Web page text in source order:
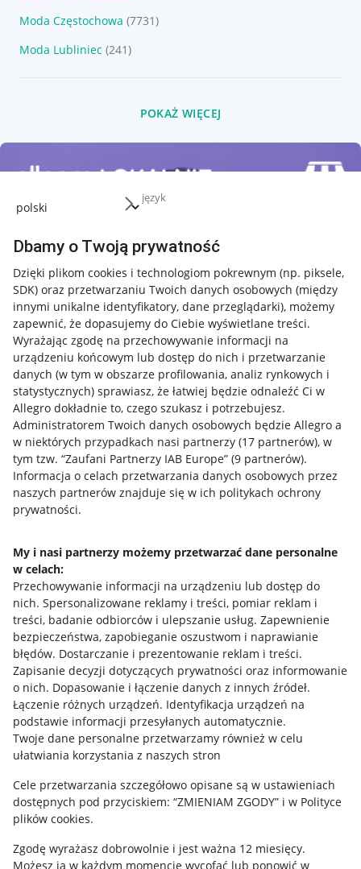
język
Dbamy o Twoją prywatność
Dzięki plikom cookies i technologiom pokrewnym (np. piksele,
SDK) oraz przetwarzaniu Twoich danych osobowych (między
innymi unikalne identyfikatory, dane przeglądarki), możemy
zapewnić, że dopasujemy do Ciebie wyświetlane treści.
Wyrażając zgodę na przechowywanie informacji na
urządzeniu końcowym lub dostęp do nich i przetwarzanie
danych (w tym w obszarze profilowania, analiz rynkowych i
statystycznych) sprawiasz, że łatwiej będzie odnaleźć Ci w
Allegro dokładnie to, czego szukasz i potrzebujesz.
Administratorem Twoich danych osobowych będzie Allegro a
w niektórych przypadkach nasi partnerzy (17 partnerów), w
tym tzw. “Zaufani Partnerzy IAB Europe” (9 partnerów).
Informacja o celach przetwarzania danych osobowych przez
naszych partnerów znajduje się w ich politykach ochrony
prywatności.
My i nasi partnerzy możemy przetwarzać dane personalne
w celach:
Przechowywanie informacji na urządzeniu lub dostęp do
nich. Spersonalizowane reklamy i treści, pomiar reklam i
treści, badanie odbiorców i ulepszanie usług. Zapewnienie
bezpieczeństwa, zapobieganie oszustwom i naprawianie
błędów. Dostarczanie i prezentowanie reklam i treści.
Zapisanie decyzji dotyczących prywatności oraz informowanie
o nich. Dopasowanie i łączenie danych z innych źródeł.
Łączenie różnych urządzeń. Identyfikacja urządzeń na
podstawie informacji przesyłanych automatycznie.
Twoje dane personalne przetwarzamy również w celu
ułatwiania korzystania z naszych stron
Cele przetwarzania szczegółowo opisane są w ustawieniach
dostępnych pod przyciskiem: “ZMIENIAM ZGODY” i w Polityce
plików cookies.
Zgodę wyrażasz dobrowolnie i jest ważna 12 miesięcy.
Możesz ją w każdym momencie wycofać lub ponowić w
Moda Częstochowa (7731)
Moda Lubliniec (241)
POKAŻ WIĘCEJ
Przydatne informacje
Jak to działa
Allegro Gadane dla sprzedających
Allegro Gadane dla kupujących
Mapa miejscowości
Informacje prawne
Regulamin
Polityka plików "cookies"
Ustawienia plików "cookies"
Udostępnianie lokalizacji
Informacje dla Aktu o Usługach Cyfrowych
Pobierz aplikację